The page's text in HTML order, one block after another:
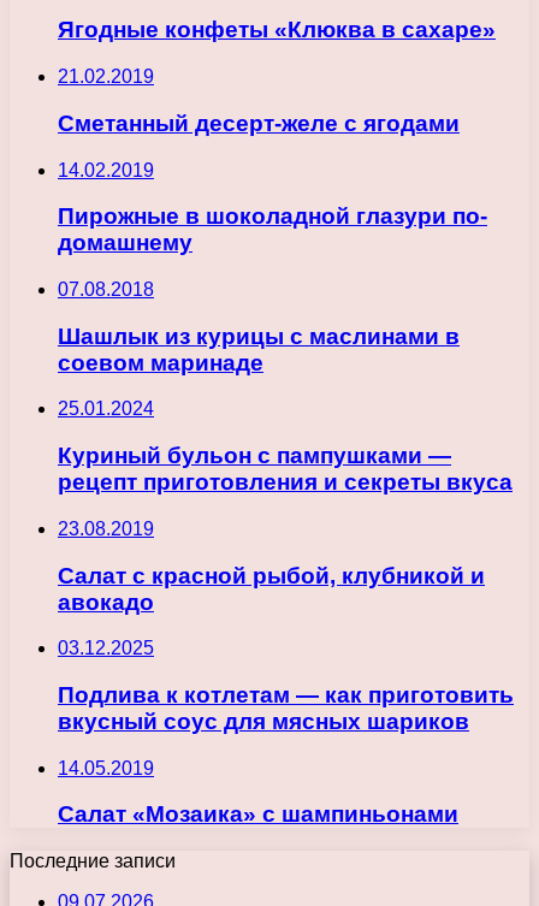
Ягодные конфеты «Клюква в сахаре»
21.02.2019
Сметанный десерт-желе с ягодами
14.02.2019
Пирожные в шоколадной глазури по-
домашнему
07.08.2018
Шашлык из курицы с маслинами в
соевом маринаде
25.01.2024
Куриный бульон с пампушками —
рецепт приготовления и секреты вкуса
23.08.2019
Салат с красной рыбой, клубникой и
авокадо
03.12.2025
Подлива к котлетам — как приготовить
вкусный соус для мясных шариков
14.05.2019
Салат «Мозаика» с шампиньонами
Последние записи